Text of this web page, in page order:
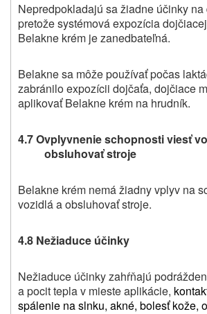
Nepredpokladajú sa žiadne účinky
pretože systémová expozícia
Belakne krém je zanedbateľná.
Belaknesa môže používať počas
zabránilo expozícii dojčaťa, dojčiace
aplikovaťBelakne krém na hrudník.
4.7 Ovplyvnenie schopnosti viesť
obsluhovať stroje
Belakne krém nemá žiadny vplyv na
vozidlá a obsluhovať stroje.
4.8 Nežiaduce účinky
Nežiaduce účinky zahŕňajú
a pocit tepla v mieste aplikácie,
spálenie na slnku, akné, bolesť kože,